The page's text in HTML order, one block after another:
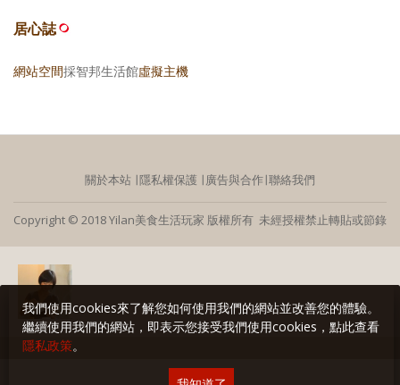
居心誌
網站空間採智邦生活館虛擬主機
關於本站 ∣隱私權保護 ∣ 廣告與合作∣聯絡我們
Copyright © 2018 Yilan美食生活玩家 版權所有 未經授權禁止轉貼或節錄
我們使用cookies來了解您如何使用我們的網站並改善您的體驗。
繼續使用我們的網站，即表示您接受我們使用cookies，點此查看
隱私政策。